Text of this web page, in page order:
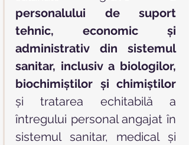
personalului de suport
tehnic, economic şi
administrativ din sistemul
sanitar, inclusiv a biologilor,
biochimiştilor şi chimiştilor
şi tratarea echitabilă a
întregului personal angajat în
sistemul sanitar, medical și